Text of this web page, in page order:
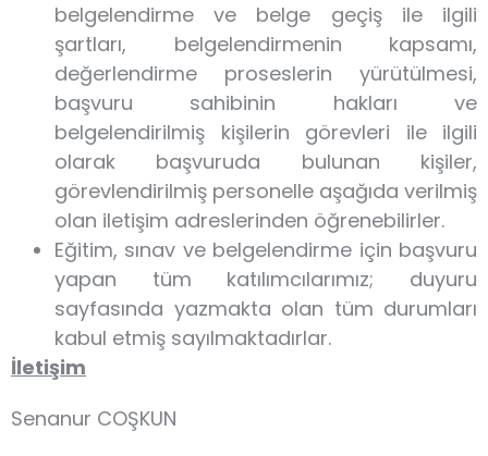
belgelendirme ve belge geçiş ile ilgili
şartları, belgelendirmenin kapsamı,
değerlendirme proseslerin yürütülmesi,
başvuru sahibinin hakları ve
belgelendirilmiş kişilerin görevleri ile ilgili
olarak başvuruda bulunan kişiler,
görevlendirilmiş personelle aşağıda verilmiş
olan iletişim adreslerinden öğrenebilirler.
Eğitim, sınav ve belgelendirme için başvuru
yapan tüm katılımcılarımız; duyuru
sayfasında yazmakta olan tüm durumları
kabul etmiş sayılmaktadırlar.
İletişim
Senanur COŞKUN